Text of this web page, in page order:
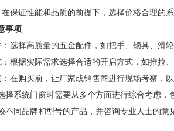
证性能和品质的前提下，选择价格合理的系
事项
择高质量的五金配件，如把手、锁具、滑轮
据实际需求选择合适的开启方式，如推拉、
购买前，让厂家或销售商进行现场考察，以
统门窗时需要从多个方面进行综合考虑，
品牌和型号的产品，并咨询专业人士的意